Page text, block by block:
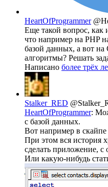
HeartOfProgrammer
Еще такой вопрос, как
что например на PHP
базой данных, а вот на
алгоритмы? Решать
Написано более трёх
Stalker_RED
HeartOfProgrammer:
с базой данных.
Вот например в
При этом вся история
сделать приложение,
Или какую-нибудь